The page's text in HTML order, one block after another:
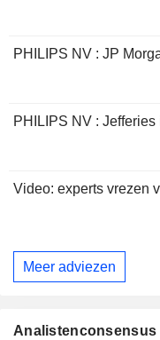
PHILIPS NV : JP
PHILIPS NV :
Video: experts vrezen
Meer adviezen
Analistenconsensus